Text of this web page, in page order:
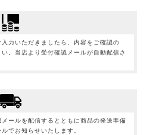
力いただきましたら、内容をご確認の
。当店より受付確認メールが自動配信さ
ールを配信するとともに商品の発送準備
でお知らせいたします。